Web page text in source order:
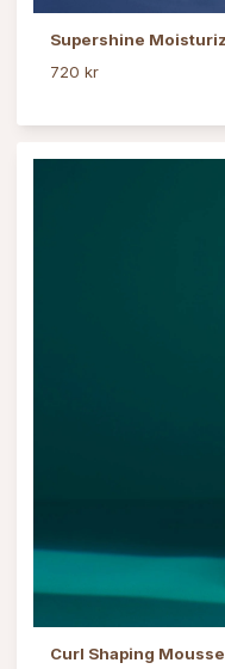
Supershine
720 kr
Curl Shaping Mousse